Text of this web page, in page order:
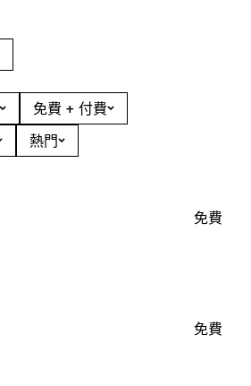
免費 + 付費
熱門
免費
免費